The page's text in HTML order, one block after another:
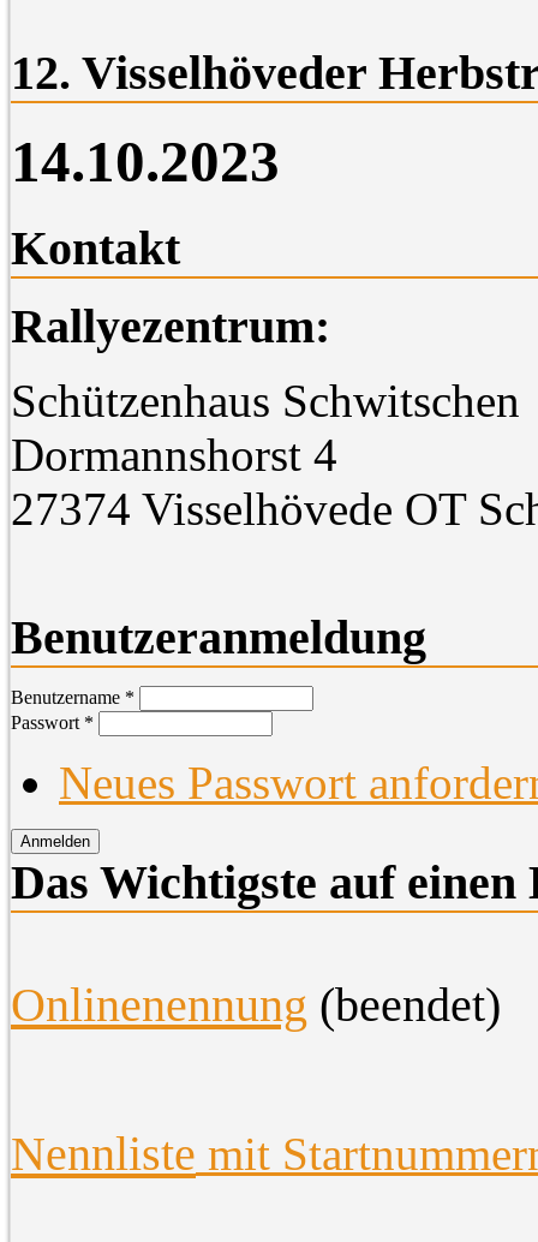
12. Visselhöveder
14.10.2023
Kontakt
Rallyezentrum:
Schützenhaus Schwitschen
Dormannshorst 4
27374 Visselhövede OT
Benutzeranmeldung
Benutzername *
Passwort *
Neues Passwort
Das Wichtigste auf einen
Onlinenennung (beendet)
Nennliste mit